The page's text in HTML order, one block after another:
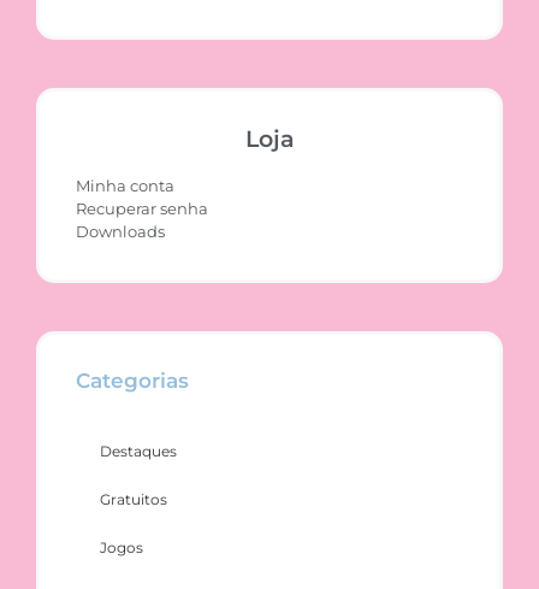
Loja
Minha conta
Recuperar senha
Downloads
Categorias
Destaques
Gratuitos
Jogos